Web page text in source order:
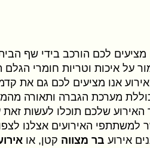
מציעים לכם הורכב בידי שף
על איכות וטריות חומרי הגלם
אנו מציעים לכם גם את
מערכת הגברה ותאורה
שלכם תוכלו לעשות זאת
למשתתפי האירועים אצלנו
אירוע בר מצווה קטן, או